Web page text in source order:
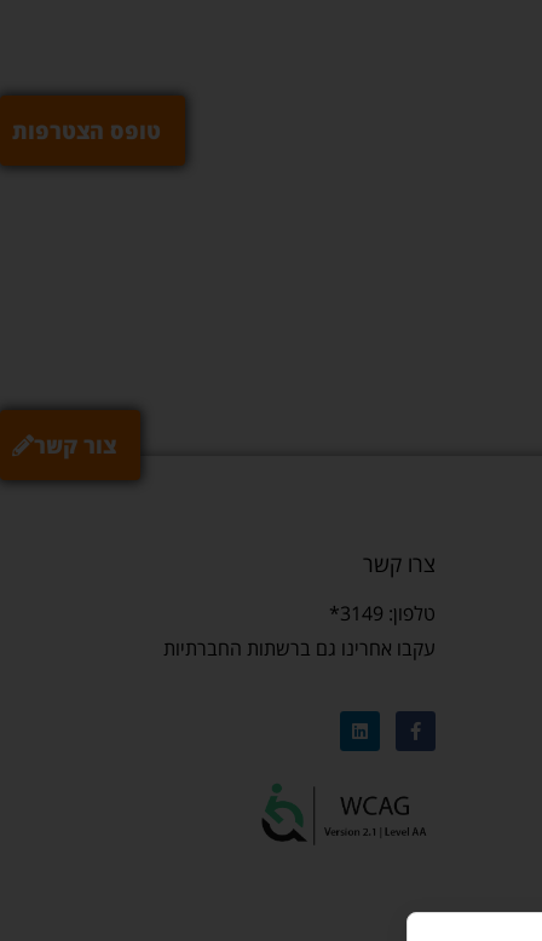
צור קשר
טופס הצטרפות
צרו קשר
טלפון: 3149*
עקבו אחרינו גם ברשתות החברתיות